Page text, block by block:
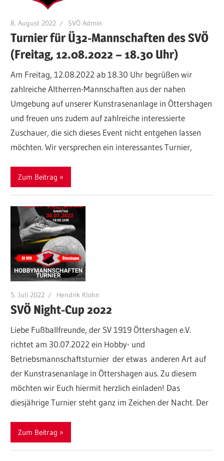
8. August 2022 SVÖ Admin
Turnier für Ü32-Mannschaften des SVÖ
(Freitag, 12.08.2022 – 18.30 Uhr)
Am Freitag, 12.08.2022 ab 18.30 Uhr begrüßen wir
zahlreiche Altherren-Mannschaften aus der nahen
Umgebung auf unserer Kunstrasenanlage in Öttershagen
und freuen uns zudem auf zahlreiche interessierte
Zuschauer, die sich dieses Event nicht entgehen lassen
möchten. Wir versprechen ein interessantes Turnier,
Zum Beitrag
5. Juli 2022 Hendrik Klohn
SVÖ Night-Cup 2022
Liebe Fußballfreunde, der SV 1919 Öttershagen e.V.
richtet am 30.07.2022 ein Hobby- und
Betriebsmannschaftsturnier der etwas anderen Art auf
der Kunstrasenanlage in Öttershagen aus. Zu diesem
möchten wir Euch hiermit herzlich einladen! Das
diesjährige Turnier steht ganz im Zeichen der Nacht. Der
Zum Beitrag